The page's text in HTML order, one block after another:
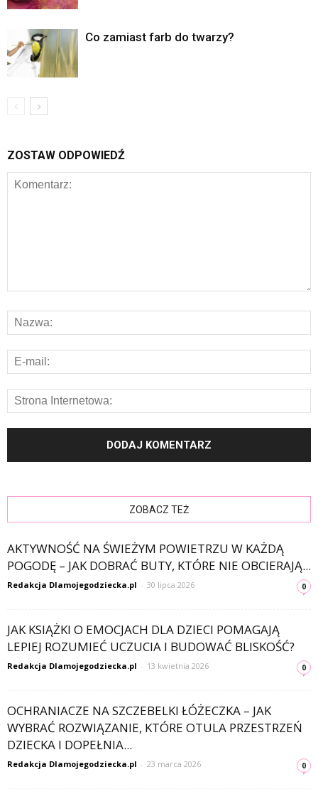
Co zamiast farb do twarzy?
ZOSTAW ODPOWIEDŹ
ZOBACZ TEŻ
AKTYWNOŚĆ NA ŚWIEŻYM POWIETRZU W KAŻDĄ
POGODĘ – JAK DOBRAĆ BUTY, KTÓRE NIE OBCIERAJĄ...
Redakcja Dlamojegodziecka.pl - 30 lipca 2026 0
JAK KSIĄŻKI O EMOCJACH DLA DZIECI POMAGAJĄ
LEPIEJ ROZUMIEĆ UCZUCIA I BUDOWAĆ BLISKOŚĆ?
Redakcja Dlamojegodziecka.pl - 13 kwietnia 2026 0
OCHRANIACZE NA SZCZEBELKI ŁÓŻECZKA – JAK
WYBRAĆ ROZWIĄZANIE, KTÓRE OTULA PRZESTRZEŃ
DZIECKA I DOPEŁNIA...
Redakcja Dlamojegodziecka.pl - 23 marca 2026 0